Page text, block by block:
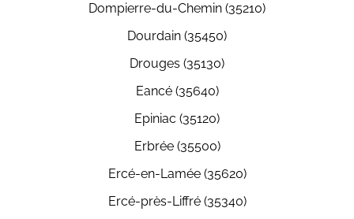
Dompierre-du-Chemin (35210)
Dourdain (35450)
Drouges (35130)
Eancé (35640)
Epiniac (35120)
Erbrée (35500)
Ercé-en-Lamée (35620)
Ercé-près-Liffré (35340)